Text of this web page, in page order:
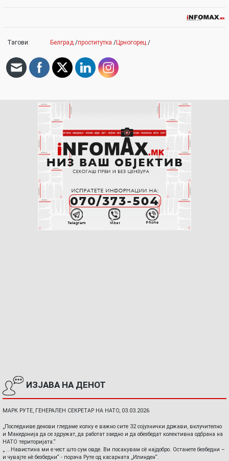
Тагови: Белград /проститутка /Црногорец /
ИЗЈАВА НА ДЕНОТ
МАРК РУТЕ, ГЕНЕРАЛЕН СЕКРЕТАР НА НАТО, 03.03.2026
„Последниве денови гледаме колку е важно сите 32 сојузнички држави, вклучително
и Македонија да се здружат, да работат заедно и да обезбедат колективна одбрана на
НАТО територијата.“
„ ...Навистина ми е чест што сум овде. Ви посакувам сè најдобро. Останете безбедни –
и чувајте нè безбедни“ - порача Руте од касарната „Илинден“.